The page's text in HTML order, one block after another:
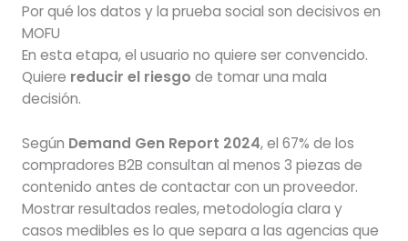
Por qué los datos y la prueba social son decisivos en
MOFU
En esta etapa, el usuario no quiere ser convencido.
Quiere reducir el riesgo de tomar una mala
decisión.
Según Demand Gen Report 2024, el 67% de los
compradores B2B consultan al menos 3 piezas de
contenido antes de contactar con un proveedor.
Mostrar resultados reales, metodología clara y
casos medibles es lo que separa a las agencias que